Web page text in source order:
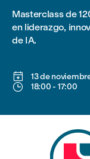
Masterclass de
en liderazgo,
de IA.
 13 de
 18:00- 17:00